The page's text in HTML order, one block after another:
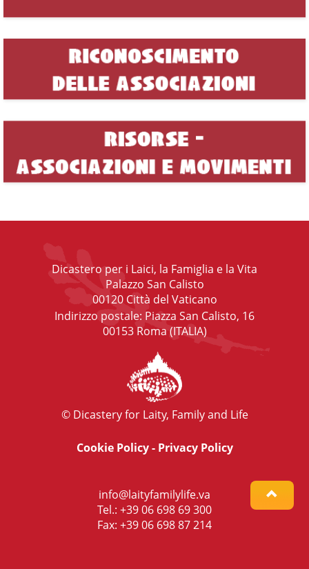
Dicastero per i Laici, la Famiglia e la Vita
Palazzo San Calisto
00120 Città del Vaticano
Indirizzo postale: Piazza San Calisto, 16
00153 Roma (ITALIA)
© Dicastery for Laity, Family and Life
Cookie Policy- Privacy Policy
info@laityfamilylife.va
Tel.: +39 06 698 69 300
Fax: +39 06 698 87 214